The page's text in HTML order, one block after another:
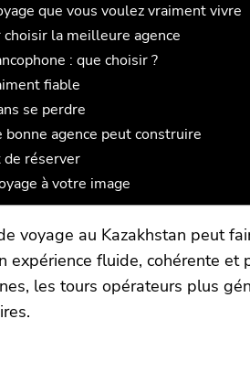
que vous voulez vraiment vivre
la meilleure agence
: que choisir ?
fiable
se perdre
bonne agence peut construire
de réserver
à votre image
voyage au Kazakhstan peut
expérience fluide, cohérente
les tours opérateurs plus